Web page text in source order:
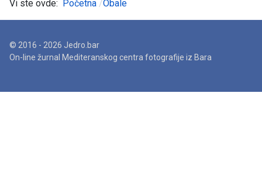
Vi ste ovde: Početna Obale
© 2016 - 2026 Jedro.bar
On-line žurnal Mediteranskog centra fotografije iz Bara